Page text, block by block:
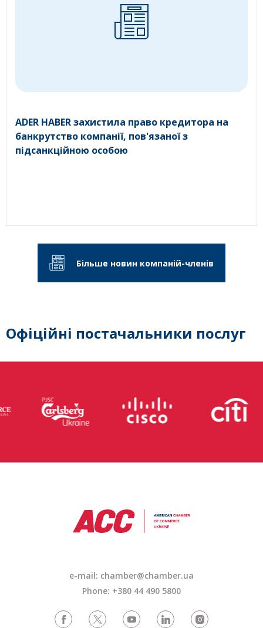
ADER HABER захистила право кредитора на
банкрутство компанії, пов'язаної з
підсанкційною особою
Більше новин компаній-членів
Офіційні постачальники послуг
e-mail: chamber@chamber.ua
Phone: +380 44 490 5800